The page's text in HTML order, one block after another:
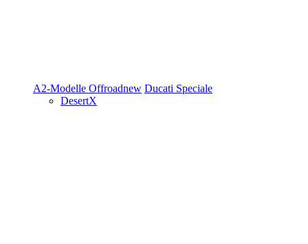
A2-Modelle Offroadnew Ducati Speciale
DesertX